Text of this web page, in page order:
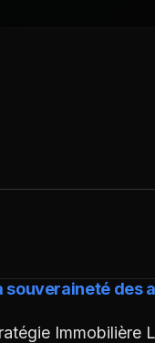
souveraineté des
Immobilière